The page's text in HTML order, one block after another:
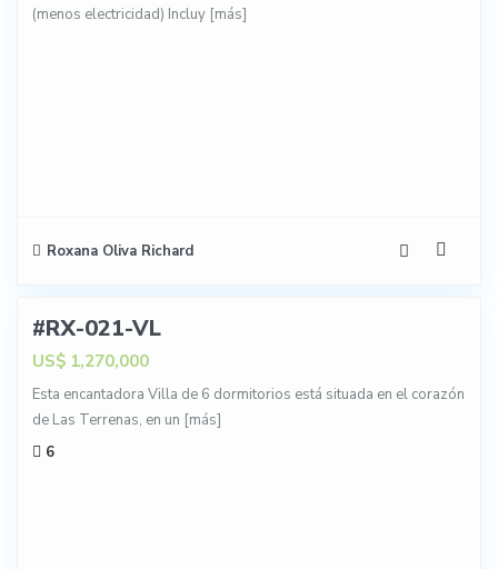
(menos electricidad) Incluy [más]
Roxana Oliva Richard
#RX-021-VL
US$ 1,270,000
Esta encantadora Villa de 6 dormitorios está situada en el corazón
de Las Terrenas, en un [más]
6